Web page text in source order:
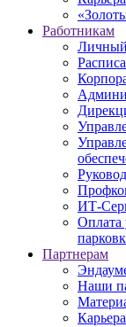
Работникам
ИТ-
Оплата
Партнерам
Наши